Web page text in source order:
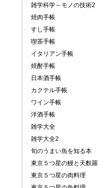
雑学科学～モノの技術2
焼肉手帳
すし手帳
喫茶手帳
イタリアン手帳
焼酎手帳
日本酒手帳
カクテル手帳
ワイン手帳
洋酒手帳
雑学大全
雑学大全2
旬のうまい魚を知る本
東京５つ星の鰻と天麩羅
東京５つ星の肉料理